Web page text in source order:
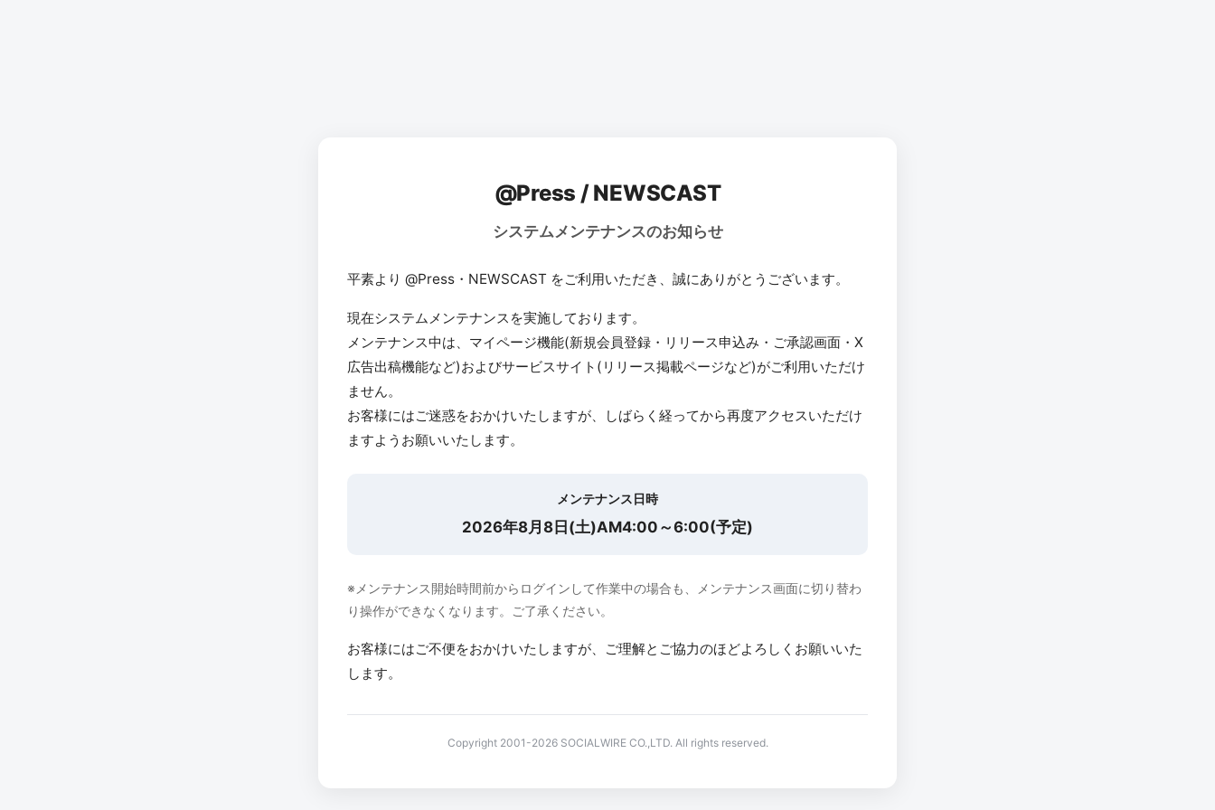
@Press / NEWSCAST
システムメンテナンスのお知らせ
平素より @Press・NEWSCAST をご利用いただき、誠にありがとうございます。
現在システムメンテナンスを実施しております。
メンテナンス中は、マイページ機能(新規会員登録・リリース申込み・ご承認画面・X
広告出稿機能など)およびサービスサイト(リリース掲載ページなど)がご利用いただけ
ません。
お客様にはご迷惑をおかけいたしますが、しばらく経ってから再度アクセスいただけ
ますようお願いいたします。
メンテナンス日時
2026年8月8日(土)AM4:00～6:00(予定)
※メンテナンス開始時間前からログインして作業中の場合も、メンテナンス画面に切り替わ
り操作ができなくなります。ご了承ください。
お客様にはご不便をおかけいたしますが、ご理解とご協力のほどよろしくお願いいた
します。
Copyright 2001-2026 SOCIALWIRE CO.,LTD. All rights reserved.